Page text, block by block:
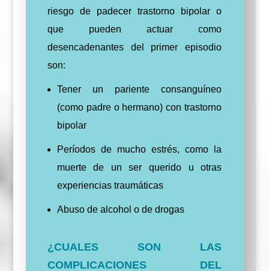
riesgo de padecer trastorno bipolar o
que pueden actuar como
desencadenantes del primer episodio
son:
Tener un pariente consanguíneo
(como padre o hermano) con trastorno
bipolar
Períodos de mucho estrés, como la
muerte de un ser querido u otras
experiencias traumáticas
Abuso de alcohol o de drogas
¿CUALES SON LAS
COMPLICACIONES DEL